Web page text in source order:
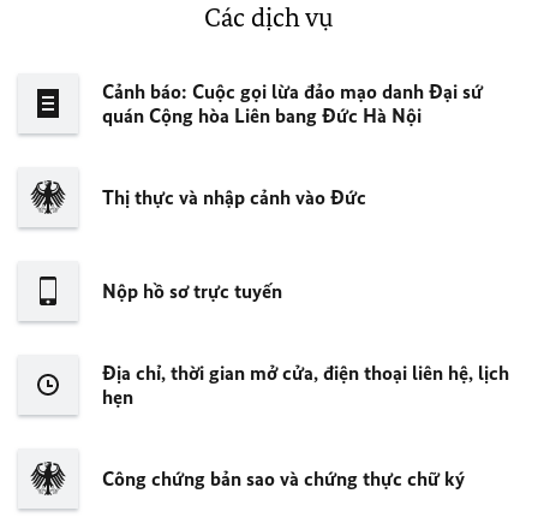
Các dịch vụ
Cảnh báo: Cuộc gọi lừa đảo mạo danh Đại sứ
quán Cộng hòa Liên bang Đức Hà Nội
Thị thực và nhập cảnh vào Đức
Nộp hồ sơ trực tuyến ​​​​​​​
Địa chỉ, thời gian mở cửa, điện thoại liên hệ, lịch
hẹn
Công chứng bản sao và chứng thực chữ ký